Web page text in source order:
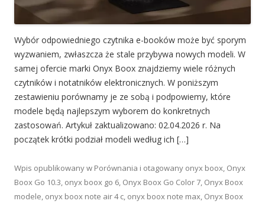
Wybór odpowiedniego czytnika e-booków może być sporym
wyzwaniem, zwłaszcza że stale przybywa nowych modeli. W
samej ofercie marki Onyx Boox znajdziemy wiele różnych
czytników i notatników elektronicznych. W poniższym
zestawieniu porównamy je ze sobą i podpowiemy, które
modele będą najlepszym wyborem do konkretnych
zastosowań. Artykuł zaktualizowano: 02.04.2026 r. Na
początek krótki podział modeli według ich […]
Wpis opublikowany w Porównania i otagowany onyx boox, Onyx
Boox Go 10.3, onyx boox go 6, Onyx Boox Go Color 7, Onyx Boox
modele, onyx boox note air 4 c, onyx boox note max, Onyx Boox